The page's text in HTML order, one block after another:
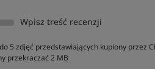
Wpisz treść recenzji
5 zdjęć przedstawiających kupiony przez
przekraczać 2 MB